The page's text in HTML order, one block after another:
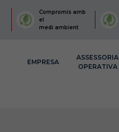
Compromís amb
el
medi ambient
EMPRESA
ASSESSORIA
OPERATIVA